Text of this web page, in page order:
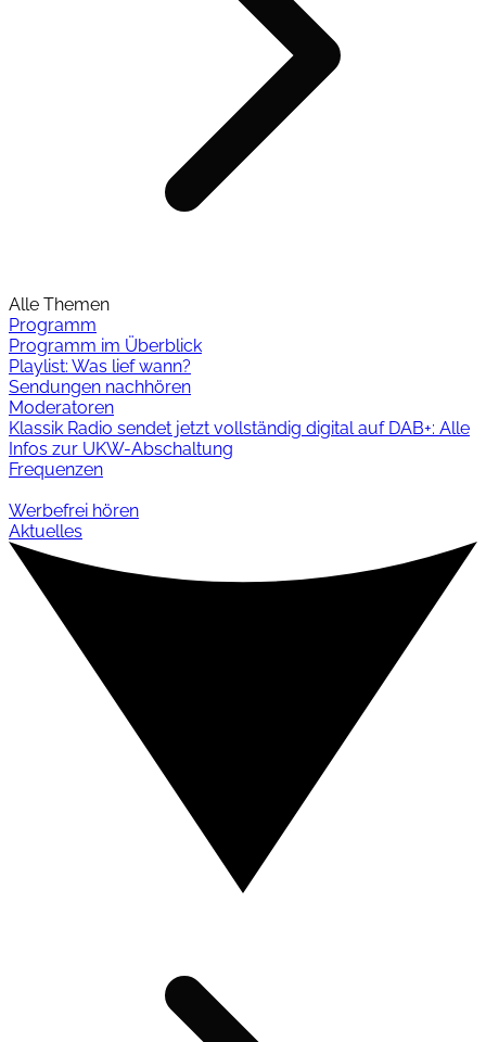
Alle Themen
Programm
Programm im Überblick
Playlist: Was lief wann?
Sendungen nachhören
Moderatoren
Klassik Radio sendet jetzt vollständig digital auf DAB+: Alle
Infos zur UKW-Abschaltung
Frequenzen
Werbefrei hören
Aktuelles